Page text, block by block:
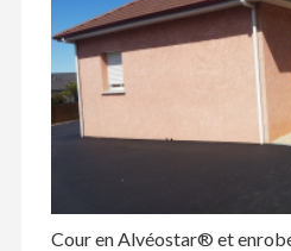
Cour en Alvéostar® et